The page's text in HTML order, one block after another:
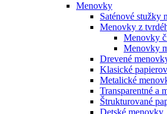
Menovky
Saténové stužky
Menovky z
Menovky
Menovky
Drevené
Klasické
Metalické
Transparentné a
Štrukturované
Detské menovky